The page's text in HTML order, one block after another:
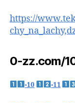
https://
0-zz.com/
-10 -11